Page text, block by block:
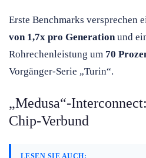
Erste Benchmarks versprechen
von 1,7x pro Generationund
Rohrechenleistung um 70
Vorgänger-Serie „Turin“.
„Medusa“-
Chip-Verbund
LESEN SIE AUCH: